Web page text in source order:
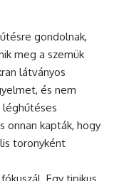
gondolnak,
meg a szemük
látványos
és nem
onnan kapták, hogy
toronyként